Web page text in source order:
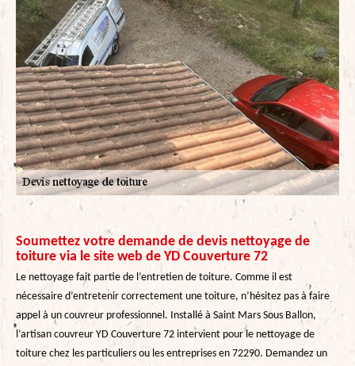
Soumettez votre demande de devis nettoyage de
toiture via le site web de YD Couverture 72
Le nettoyage fait partie de l’entretien de toiture. Comme il est
nécessaire d’entretenir correctement une toiture, n’hésitez pas à faire
appel à un couvreur professionnel. Installé à Saint Mars Sous Ballon,
l’artisan couvreur YD Couverture 72 intervient pour le nettoyage de
toiture chez les particuliers ou les entreprises en 72290. Demandez un